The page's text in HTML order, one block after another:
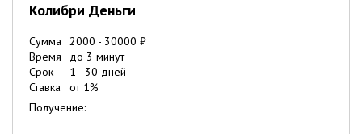
Колибри Деньги
Сумма 2000 - 30000 ₽
Время
до 3 минут
Срок
1 - 30 дней
Ставка
от 1%
Получение: